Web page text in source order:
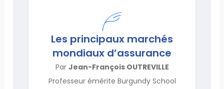
Les principaux marchés
mondiaux d’assurance
Par Jean-François OUTREVILLE
Professeur émérite Burgundy School